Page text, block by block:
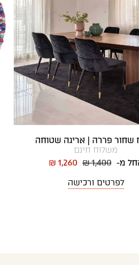
שחור פררה | אריגה שטוחה
משלוח חינם
מ-₪ 1,400
₪ 1,260
לפרטים ורכישה